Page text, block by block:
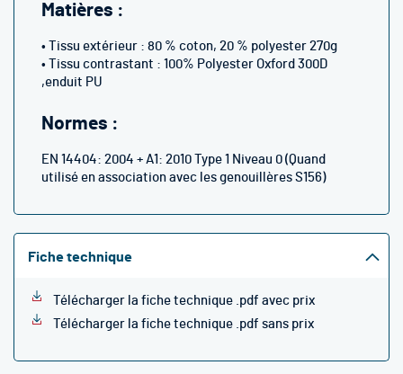
Matières :
• Tissu extérieur : 80 % coton, 20 % polyester 270g
• Tissu contrastant : 100% Polyester Oxford 300D
,enduit PU
Normes :
EN 14404: 2004 + A1: 2010 Type 1 Niveau 0 (Quand
utilisé en association avec les genouillères S156)
Fiche technique
Télécharger la fiche technique .pdf avec prix
Télécharger la fiche technique .pdf sans prix